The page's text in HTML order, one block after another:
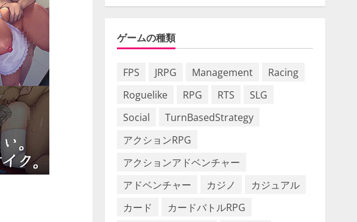
ゲームの種類
FPS JRPG Management
Racing
Roguelike
RPG RTS
SLG
Social
TurnBasedStrategy
アクションRPG
アクションアドベンチャー
アドベンチャー
カジノ
カジュアル
カード
カードバトルRPG